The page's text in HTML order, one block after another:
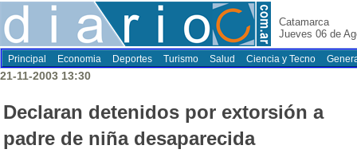
Catamarca
Jueves 06 de
Principal Economia Deportes Turismo Salud Ciencia y Tecno
21-11-2003 13:30
Declaran detenidos por extorsión a
padre de niña desaparecida